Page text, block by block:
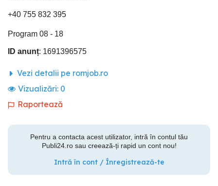
+40 755 832 395
Program 08 - 18
ID anunț: 1691396575
Vezi detalii pe romjob.ro
Vizualizări: 0
Raportează
Pentru a contacta acest utilizator, intră în contul tău
Publi24.ro sau creează-ți rapid un cont nou!
Intră în cont / Înregistrează-te